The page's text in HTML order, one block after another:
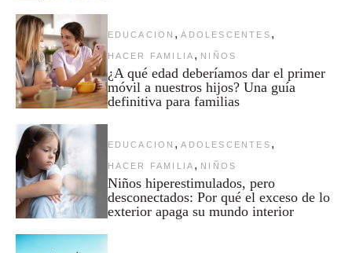
EDUCACION , ADOLESCENTES ,
HACER FAMILIA , NIÑOS
¿A qué edad deberíamos dar el primer
móvil a nuestros hijos? Una guía
definitiva para familias
EDUCACION , ADOLESCENTES ,
HACER FAMILIA , NIÑOS
Niños hiperestimulados, pero
desconectados: Por qué el exceso de lo
exterior apaga su mundo interior